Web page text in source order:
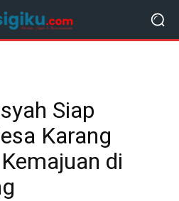
Siap
Karang
di